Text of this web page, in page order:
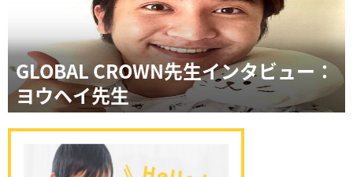
GLOBAL CROWN先生インタビュー：
ヨウヘイ先生